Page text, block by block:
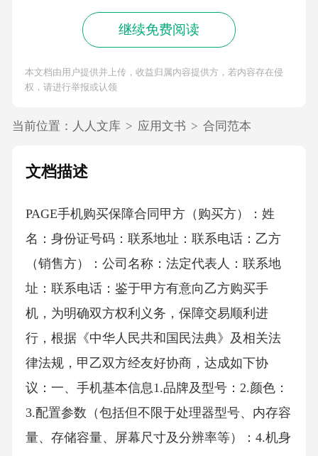
继续免费阅读
本文档由用户提供并上传，收益归属内容提供方，若内容存在侵
权，请进行举报或认领
当前位置： 人人文库 > 应用文书 > 合同范本
文档描述
PAGE手机购买保障合同甲方（购买方）：姓
名：身份证号码：联系地址：联系电话：乙方
（销售方）：公司名称：法定代表人：联系地
址：联系电话：鉴于甲方有意向乙方购买手
机，为明确双方权利义务，保障交易顺利进
行，根据《中华人民共和国民法典》及相关法
律法规，甲乙双方经友好协商，达成如下协
议：一、手机基本信息1.品牌及型号：2.颜色：
3.配置参数（包括但不限于处理器型号、内存容
量、存储容量、屏幕尺寸及分辨率等）：4.机身